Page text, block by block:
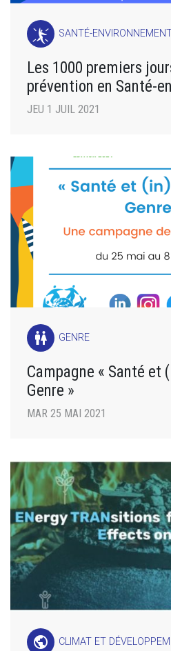
SANTÉ-
Les 1000 premiers
prévention en Santé-
JEU 1 JUIL 2021
wc GENRE
Campagne « Santé et
Genre »
MAR 25 MAI 2021
public CLIMAT ET